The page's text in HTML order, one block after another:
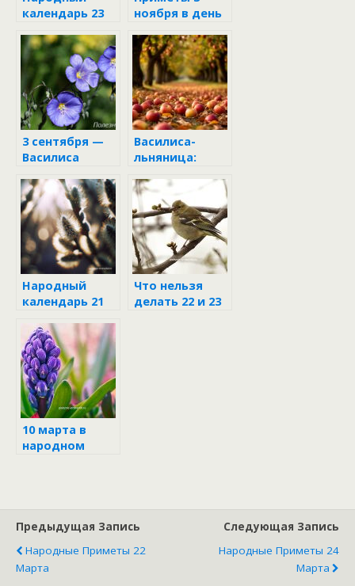
календарь 23
Василиса-
вешней воды
указательница
ноября в день
3 сентября —
Василиса
Василиса-
льняница:
праздник 3
сентября
Народный
календарь 21
Весенний
солнцеворот
Что нельзя
делать 22 и 23
10 марта в
народном
Предыдущая Запись
Народные Приметы 22
Марта
Следующая Запись
Народные Приметы 24
Марта